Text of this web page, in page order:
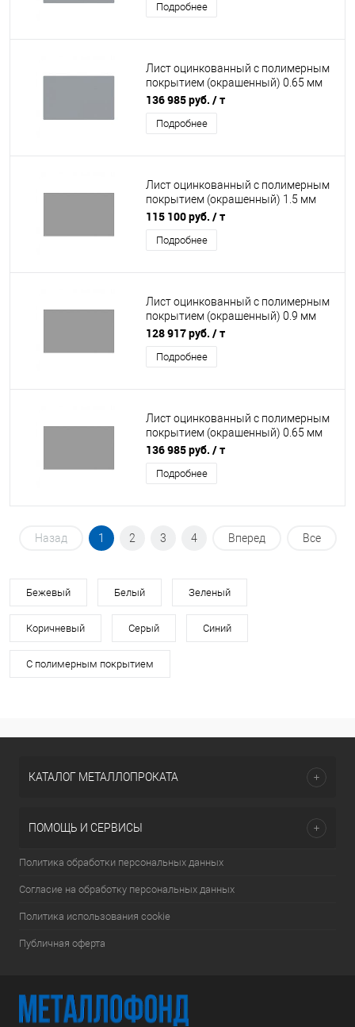
Подробнее
Лист оцинкованный с полимерным
покрытием (окрашенный) 0.65 мм
RAL 7040
136 985 руб. / т
Подробнее
Лист оцинкованный с полимерным
покрытием (окрашенный) 1.5 мм
RAL 7004
115 100 руб. / т
Подробнее
Лист оцинкованный с полимерным
покрытием (окрашенный) 0.9 мм
RAL 7004
128 917 руб. / т
Подробнее
Лист оцинкованный с полимерным
покрытием (окрашенный) 0.65 мм
RAL 7004
136 985 руб. / т
Подробнее
Назад 1 2 3 4 Вперед Все
Бежевый Белый Зеленый
Коричневый Серый Синий
С полимерным покрытием
КАТАЛОГ МЕТАЛЛОПРОКАТА
ПОМОЩЬ И СЕРВИСЫ
Политика обработки персональных данных
Согласие на обработку персональных данных
Политика использования cookie
Публичная оферта